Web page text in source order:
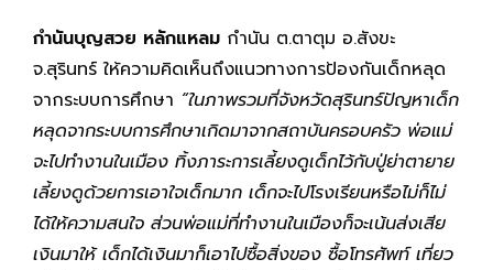
กำนันบุญสวย หลักแหลม กำนัน ต.ตาตุม อ.สังขะ
จ.สุรินทร์ ให้ความคิดเห็นถึงแนวทางการป้องกันเด็กหลุด
จากระบบการศึกษา “ในภาพรวมที่จังหวัดสุรินทร์ปัญหาเด็ก
หลุดจากระบบการศึกษาเกิดมาจากสถาบันครอบครัว พ่อแม่
จะไปทำงานในเมือง ทิ้งภาระการเลี้ยงดูเด็กไว้กับปู่ย่าตายาย
เลี้ยงดูด้วยการเอาใจเด็กมาก เด็กจะไปโรงเรียนหรือไม่ก็ไม่
ได้ให้ความสนใจ ส่วนพ่อแม่ที่ทำงานในเมืองก็จะเน้นส่งเสีย
เงินมาให้ เด็กได้เงินมาก็เอาไปซื้อสิ่งของ ซื้อโทรศัพท์ เที่ยว